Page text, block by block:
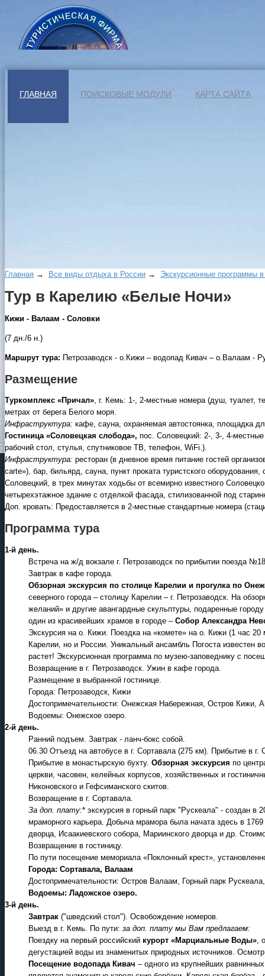
ГЛАВНАЯ ПОИСКОВЫЕ МОДУЛИ КАРТА САЙТА
Главная → Все виды отдыха в России → Экскурсионные программы
Тур в Карелию «Белые Ночи»
Кижи - Валаам - Соловки
(7 дн./6 н.)
Маршрут тура: Петрозаводск - о.Кижи – водопад Кивач – о.Валаам -
Размещение
Туркомплекс «Причал», г. Кемь: 1-, 2-местные номера (душ, туалет,
метрах от берега Белого моря.
Инфраструктура: кафе, сауна, охраняемая автостоянка, площадка
Гостиница «Соловецкая слобода», пос. Соловецкий: 2-, 3-, 4-
рабочий стол, стулья, спутниковое ТВ, телефон, WiFi.).
Инфраструктура: ресторан (в дневное время питание гостей
carte»), бар, бильярд, сауна, пункт проката туристского
Соловецкий, в трех минутах ходьбы от всемирно известного
четырехэтажное здание с отделкой фасада, стилизованной под
Доп. кровать: Предоставляется в 2-местные стандартные номера
Программа тура
1-й день.
Встреча на ж/д вокзале г. Петрозаводск по прибытии поезда
Завтрак в кафе города.
Обзорная экскурсия по столице Карелии и прогулка по
северного города – столицу Карелии – г. Петрозаводск. На
желаний» и другие авангардные скульптуры, подаренные
один из красивейших храмов в городе – Собор Александра
Экскурсия на о. Кижи. Поездка на «комете» на о. Кижи (1 час
Карелии, но и России. Уникальный ансамбль Погоста
растет! Экскурсионная программа по музею-заповеднику с
Возвращение в г. Петрозаводск. Ужин в кафе города.
Размещение в выбранной гостинице.
Города: Петрозаводск, Кижи
Достопримечательности: Онежская Набережная, Остров Кижи,
Водоемы: Онежское озеро.
2-й день.
Ранний подъем. Завтрак - ланч-бокс собой.
06.30 Отъезд на автобусе в г. Сортавала (275 км). Прибытие в
Прибытие в монастырскую бухту. Обзорная экскурсия по
церкви, часовен, келейных корпусов, хозяйственных и
Никоновского и Гефсиманского скитов.
Возвращение в г. Сортавала.
За доп. плату:* экскурсия в горный парк "Рускеала" - создан в
мраморного карьера. Добыча мрамора была начата здесь в
дворца, Исаакиевского собора, Мариинского дворца и др.
Возвращение в гостиницу.
По пути посещение мемориала «Поклонный крест»,
Города: Сортавала, Валаам
Достопримечательности: Остров Валаам, Горный парк
Водоемы: Ладожское озеро.
3-й день.
Завтрак ("шведский стол"). Освобождение номеров.
Выезд в г. Кемь. По пути: за доп. плату мы Вам предлагаем:
Поездку на первый российский курорт «Марциальные Воды» ,
дегустацией воды из знаменитых природных источников.
Посещение водопада Кивач – одного из крупнейших